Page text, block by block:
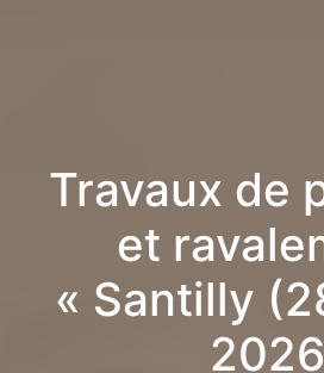
Travaux de
et
« Santilly
2026